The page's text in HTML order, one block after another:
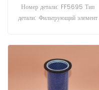
75CF250 XF105.460
Номер детали: FF5695 Тип
детали: Фильтрующий элемент
Топливный фильтр FF5695
Перекрестная ссылка
Использование для DAF